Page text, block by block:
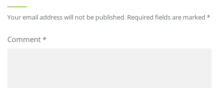
Your email address will not be published. Required fields are marked *
Comment *